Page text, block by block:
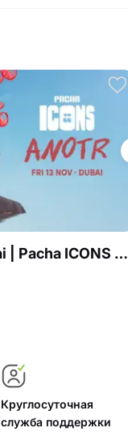
ANOTR Live in Dubai | Pacha ICONS at Playa Pacha, Five Luxe JBR
Круглосуточная
служба поддержки